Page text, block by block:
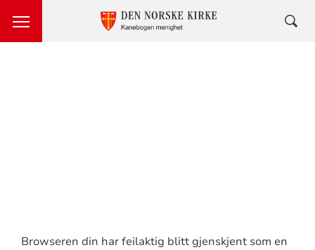
Browseren din har feilaktig blitt gjenskjent som en